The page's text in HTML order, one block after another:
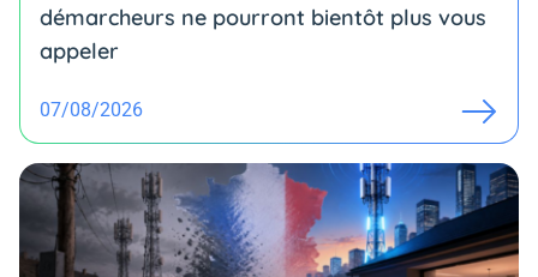
démarcheurs ne pourront bientôt plus vous
appeler
07/08/2026